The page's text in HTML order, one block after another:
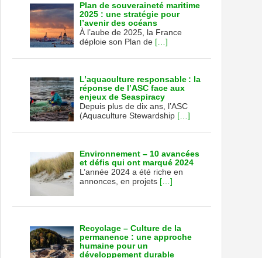
Plan de souveraineté maritime
2025 : une stratégie pour
l’avenir des océans
À l’aube de 2025, la France
déploie son Plan de […]
L’aquaculture responsable : la
réponse de l’ASC face aux
enjeux de Seaspiracy
Depuis plus de dix ans, l’ASC
(Aquaculture Stewardship […]
Environnement – 10 avancées
et défis qui ont marqué 2024
L’année 2024 a été riche en
annonces, en projets […]
Recyclage – Culture de la
permanence : une approche
humaine pour un
développement durable